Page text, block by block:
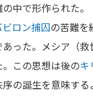
中で形作られた。
ビロン捕囚の苦難を
った。メシア（救
この思想は後のキ
の誕生を意味する